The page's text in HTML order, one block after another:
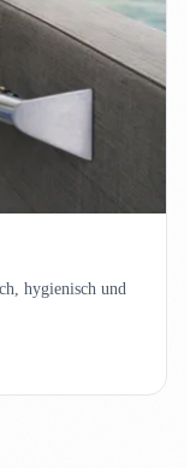
hygienisch und